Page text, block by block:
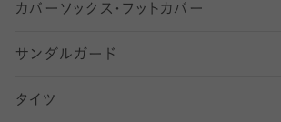
五本指ソックス・靴下
足袋ソックス・靴下
無地・プレーンソックス・靴下
カバーソックス・フットカバー
フットカバー・カバーソックス（深め）
フットカバー・カバーソックス（ふつう）
サンダルガード
タイツ